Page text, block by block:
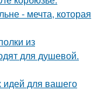
- мечта, которая
из
для душевой.
идей для вашего